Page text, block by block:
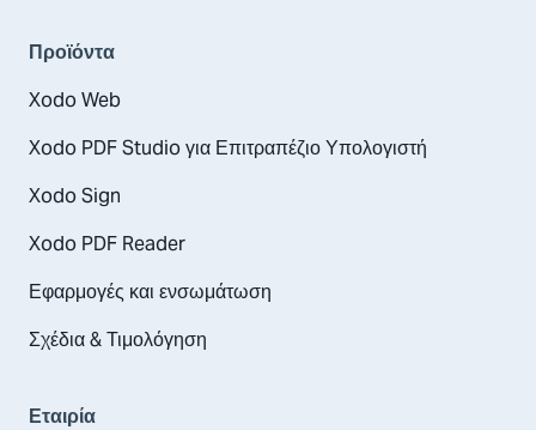
Προϊόντα
Xodo Web
Xodo PDF Studio για Επιτραπέζιο Υπολογιστή
Xodo Sign
Xodo PDF Reader
Εφαρμογές και ενσωμάτωση
Σχέδια & Τιμολόγηση
Εταιρία